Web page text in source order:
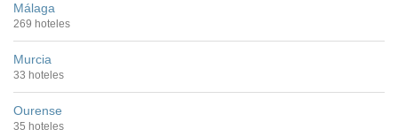
Málaga
269 hoteles
Murcia
33 hoteles
Ourense
35 hoteles